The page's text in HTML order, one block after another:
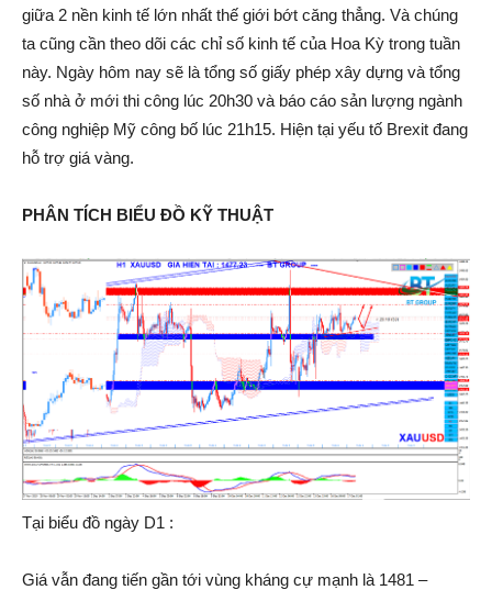
giữa 2 nền kinh tế lớn nhất thế giới bớt căng thẳng. Và chúng
ta cũng cần theo dõi các chỉ số kinh tế của Hoa Kỳ trong tuần
này. Ngày hôm nay sẽ là tổng số giấy phép xây dựng và tổng
số nhà ở mới thi công lúc 20h30 và báo cáo sản lượng ngành
công nghiệp Mỹ công bố lúc 21h15. Hiện tại yếu tố Brexit đang
hỗ trợ giá vàng.
PHÂN TÍCH BIỂU ĐỒ KỸ THUẬT
Tại biểu đồ ngày D1 :
Giá vẫn đang tiến gần tới vùng kháng cự mạnh là 1481 –